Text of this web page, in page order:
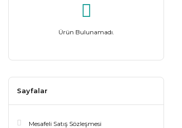
Ürün Bulunamadı.
Sayfalar
Mesafeli Satış Sözleşmesi